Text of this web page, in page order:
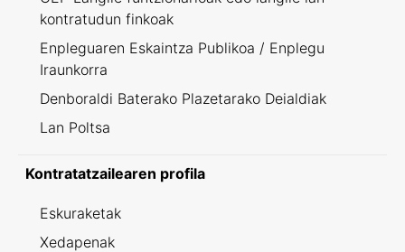
kontratudun finkoak
Enpleguaren Eskaintza Publikoa / Enplegu
Iraunkorra
Denboraldi Baterako Plazetarako Deialdiak
Lan Poltsa
Kontratatzailearen profila
Eskuraketak
Xedapenak